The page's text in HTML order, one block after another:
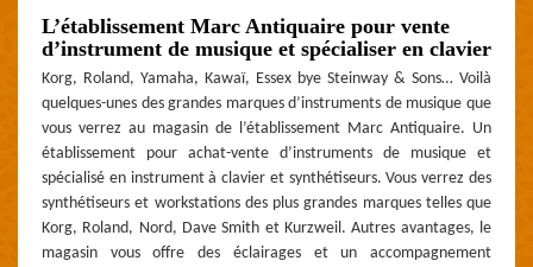
L’établissement Marc Antiquaire pour vente
d’instrument de musique et spécialiser en clavier
Korg, Roland, Yamaha, Kawaï, Essex bye Steinway & Sons… Voilà
quelques-unes des grandes marques d’instruments de musique que
vous verrez au magasin de l’établissement Marc Antiquaire. Un
établissement pour achat-vente d’instruments de musique et
spécialisé en instrument à clavier et synthétiseurs. Vous verrez des
synthétiseurs et workstations des plus grandes marques telles que
Korg, Roland, Nord, Dave Smith et Kurzweil. Autres avantages, le
magasin vous offre des éclairages et un accompagnement